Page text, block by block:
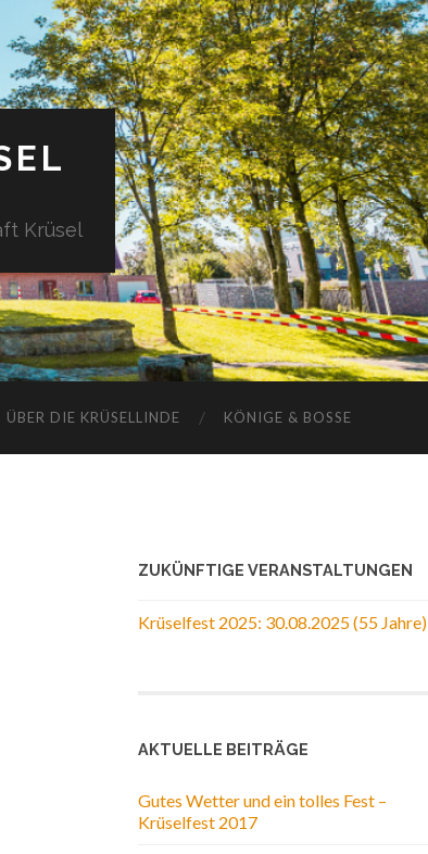
Krüsel
ÜBER DIE KRÜSELLINDE KÖNIGE & BOSSE
ZUKÜNFTIGE VERANSTALTUNGEN
Krüselfest 2025: 30.08.2025 (55 Jahre)
AKTUELLE BEITRÄGE
Gutes Wetter und ein tolles Fest –
Krüselfest 2017